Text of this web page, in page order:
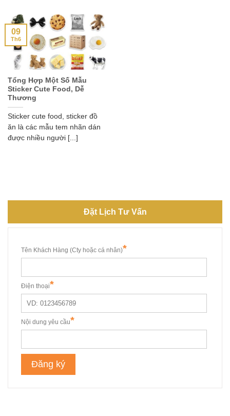
Tổng Hợp Một Số Mẫu
Sticker Cute Food, Dễ
Thương
Sticker cute food, sticker đồ
ăn là các mẫu tem nhãn dán
được nhiều người [...]
09
Th6
Đặt Lịch Tư Vấn